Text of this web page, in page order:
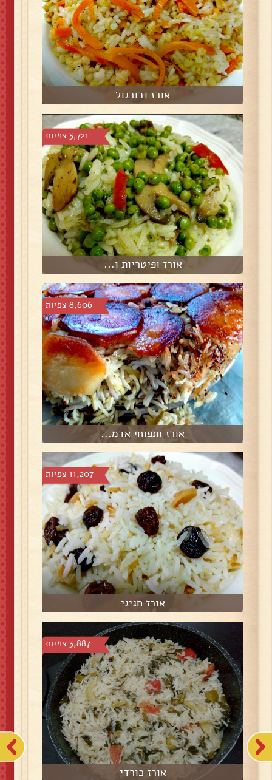
אורז ובורגול
5,721 צפיות
אורז ופיטריות ו...
8,606 צפיות
אורז ותפוחי אדמ...
11,207 צפיות
אורז חגיגי
3,887 צפיות
אורז כורדי